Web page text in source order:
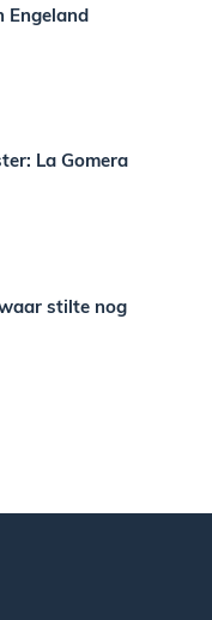
Engeland
La Gomera
stilte nog